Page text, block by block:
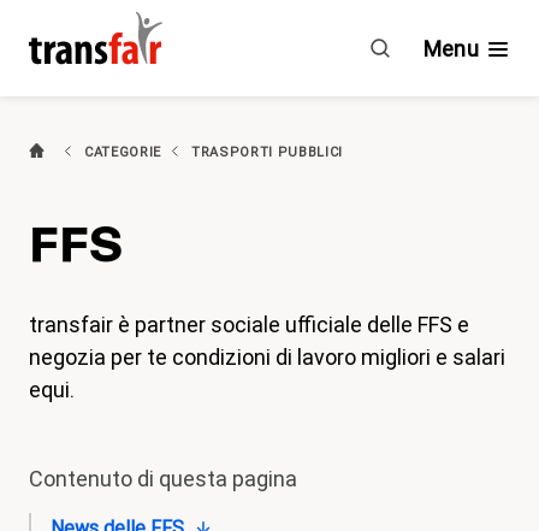
Attualità
Agenda
Categorie(attivo)
Impegno
Chi è transfair?
Vantaggi
Menu
CATEGORIE TRASPORTI PUBBLICI
FFS
transfair è partner sociale ufficiale delle FFS e
negozia per te condizioni di lavoro migliori e salari
equi.
Contenuto di questa pagina